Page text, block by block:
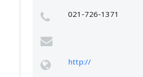
021-726-1371
http://